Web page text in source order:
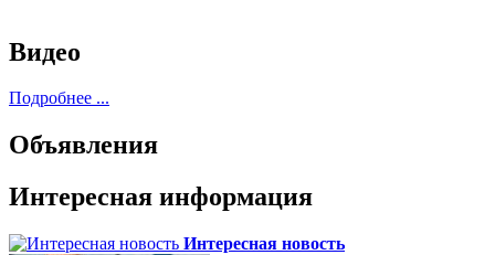
Видео
Подробнее ...
Объявления
Интересная информация
Интересная новость